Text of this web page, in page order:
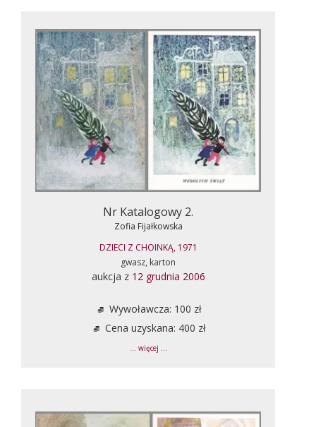
Nr Katalogowy 2.
Zofia Fijałkowska
DZIECI Z CHOINKĄ, 1971
gwasz, karton
aukcja z 12 grudnia 2006
Wywoławcza: 100 zł
Cena uzyskana: 400 zł
... więcej ...